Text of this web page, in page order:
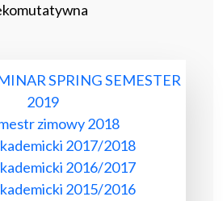
SPRING SEMESTER
2019
zimowy 2018
2017/2018
2016/2017
2015/2016